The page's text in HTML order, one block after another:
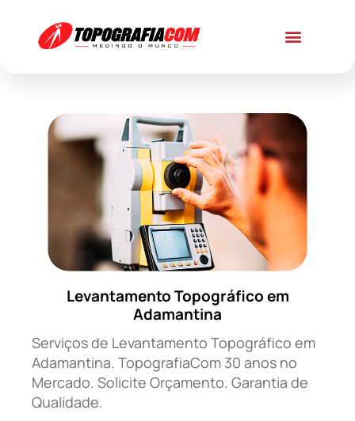
Levantamento Topográfico em
Adamantina
Serviços de Levantamento Topográfico em
Adamantina. TopografiaCom 30 anos no
Mercado. Solicite Orçamento. Garantia de
Qualidade.